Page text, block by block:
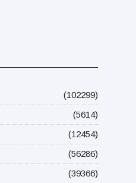
(102299)
(5614)
(12454)
(56286)
(39366)